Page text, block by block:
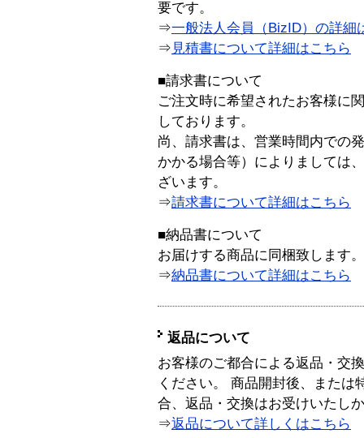
要です。
⇒一般法人会員（BizID）の詳細
⇒ 見積書について詳細はこちら
■請求書について
ご注文時に希望されたお客様に
しております。
尚、請求書は、営業時間内での
かかる場合等）によりましては
ざいます。
⇒請求書について詳細はこちら
■納品書について
お届けする商品に同梱致します。
⇒納品書について詳細はこちら
返品について
お客様のご都合による返品・交
ください。 商品開封後、または
合、返品・交換はお受けいたし
⇒返品について詳しくはこちら